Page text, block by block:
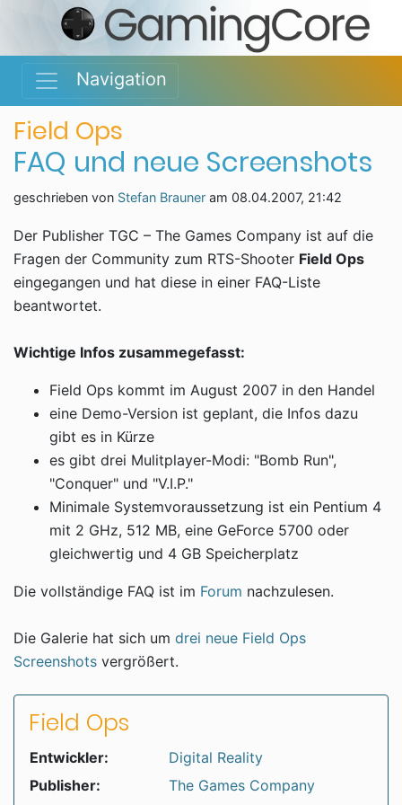
Navigation
Field Ops
FAQ und neue Screenshots
geschrieben von Stefan Brauner am 08.04.2007, 21:42
Der Publisher TGC – The Games Company ist auf die
Fragen der Community zum RTS-Shooter Field Ops
eingegangen und hat diese in einer FAQ-Liste
beantwortet.
Wichtige Infos zusammegefasst:
Field Ops kommt im August 2007 in den Handel
eine Demo-Version ist geplant, die Infos dazu
gibt es in Kürze
es gibt drei Mulitplayer-Modi: "Bomb Run",
"Conquer" und "V.I.P."
Minimale Systemvoraussetzung ist ein Pentium 4
mit 2 GHz, 512 MB, eine GeForce 5700 oder
gleichwertig und 4 GB Speicherplatz
Die vollständige FAQ ist im Forum nachzulesen.
Die Galerie hat sich um drei neue Field Ops
Screenshots vergrößert.
Field Ops
Entwickler:
Digital Reality
Publisher:
The Games Company